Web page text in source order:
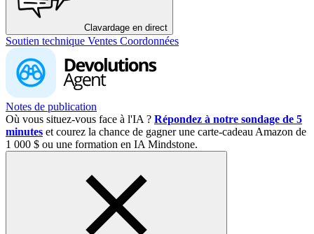
Clavardage en direct
Soutien technique Ventes Coordonnées
Notes de publication
Où vous situez-vous face à l'IA ? Répondez à notre sondage de 5
minutes et courez la chance de gagner une carte-cadeau Amazon de
1 000 $ ou une formation en IA Mindstone.